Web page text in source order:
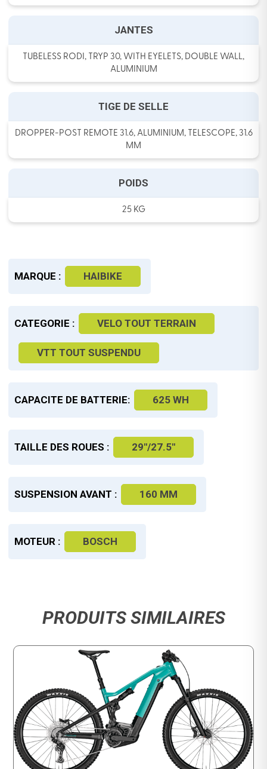
JANTES
TUBELESS RODI, TRYP 30, WITH EYELETS, DOUBLE WALL,
ALUMINIUM
TIGE DE SELLE
DROPPER-POST REMOTE 31.6, ALUMINIUM, TELESCOPE, 31.6
MM
POIDS
25 KG
MARQUE : HAIBIKE
CATEGORIE : VELO TOUT TERRAIN
VTT TOUT SUSPENDU
CAPACITE DE BATTERIE: 625 WH
TAILLE DES ROUES : 29"/27.5"
SUSPENSION AVANT : 160 MM
MOTEUR : BOSCH
PRODUITS SIMILAIRES